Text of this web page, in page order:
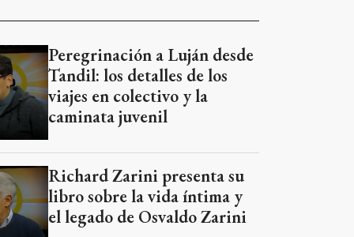
Peregrinación a Luján desde
Tandil: los detalles de los
viajes en colectivo y la
caminata juvenil
Richard Zarini presenta su
libro sobre la vida íntima y
el legado de Osvaldo Zarini